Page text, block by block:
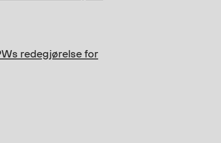
redegjørelse for